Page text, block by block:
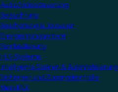
Audio/Videosteuerung
Beleuchtung
Beschattung & Jalousien
Energiemanagement
Fernbedienung
HLK-Systeme
Intelligente Szenen & Automatisierung
Sicherheit und Zugangskontrolle
Mein KNX